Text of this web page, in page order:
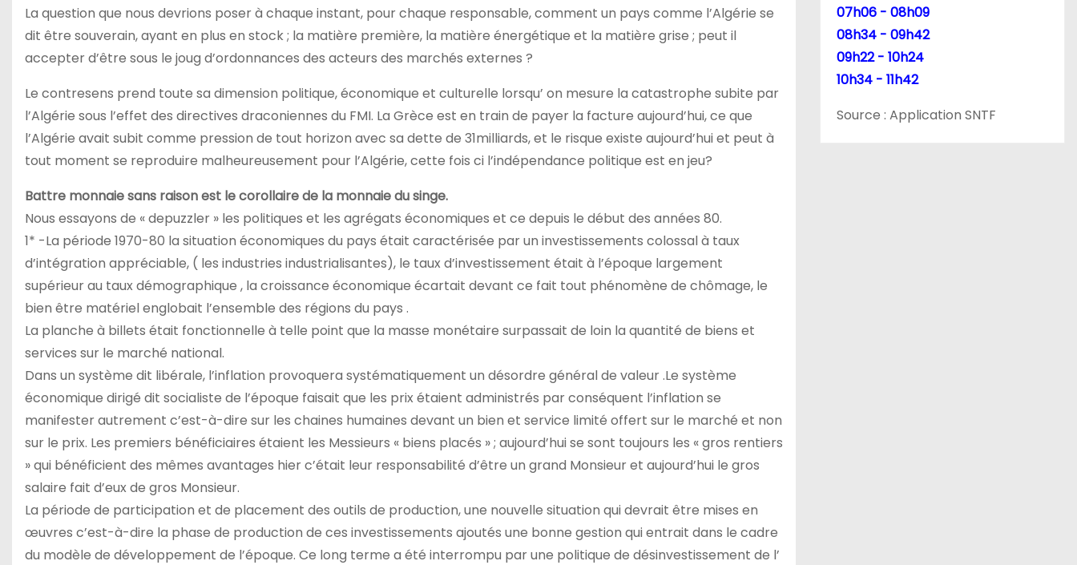
La question que nous devrions poser à chaque instant, pour chaque responsable, comment un pays comme l’Algérie se
dit être souverain, ayant en plus en stock ; la matière première, la matière énergétique et la matière grise ; peut il
accepter d’être sous le joug d’ordonnances des acteurs des marchés externes ?
Le contresens prend toute sa dimension politique, économique et culturelle lorsqu’ on mesure la catastrophe subite par
l’Algérie sous l’effet des directives draconiennes du FMI. La Grèce est en train de payer la facture aujourd’hui, ce que
l’Algérie avait subit comme pression de tout horizon avec sa dette de 31milliards, et le risque existe aujourd’hui et peut à
tout moment se reproduire malheureusement pour l’Algérie, cette fois ci l’indépendance politique est en jeu?
Battre monnaie sans raison est le corollaire de la monnaie du singe.
Nous essayons de « depuzzler » les politiques et les agrégats économiques et ce depuis le début des années 80.
1* -La période 1970-80 la situation économiques du pays était caractérisée par un investissements colossal à taux
d’intégration appréciable, ( les industries industrialisantes), le taux d’investissement était à l’époque largement
supérieur au taux démographique , la croissance économique écartait devant ce fait tout phénomène de chômage, le
bien être matériel englobait l’ensemble des régions du pays .
La planche à billets était fonctionnelle à telle point que la masse monétaire surpassait de loin la quantité de biens et
services sur le marché national.
Dans un système dit libérale, l’inflation provoquera systématiquement un désordre général de valeur .Le système
économique dirigé dit socialiste de l’époque faisait que les prix étaient administrés par conséquent l’inflation se
manifester autrement c’est-à-dire sur les chaines humaines devant un bien et service limité offert sur le marché et non
sur le prix. Les premiers bénéficiaires étaient les Messieurs « biens placés » ; aujourd’hui se sont toujours les « gros rentiers
» qui bénéficient des mêmes avantages hier c’était leur responsabilité d’être un grand Monsieur et aujourd’hui le gros
salaire fait d’eux de gros Monsieur.
La période de participation et de placement des outils de production, une nouvelle situation qui devrait être mises en
œuvres c’est-à-dire la phase de production de ces investissements ajoutés une bonne gestion qui entrait dans le cadre
du modèle de développement de l’époque. Ce long terme a été interrompu par une politique de désinvestissement de l’
07h06 - 08h09
08h34 - 09h42
09h22 - 10h24
10h34 - 11h42
Source : Application SNTF